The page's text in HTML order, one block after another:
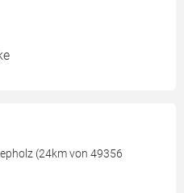
(24km von 49356